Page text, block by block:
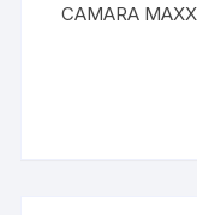
CAMARA